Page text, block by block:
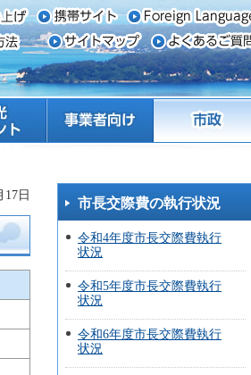
市政
17日
市長交際費の執行状況
令和4年度市長交際費執行
状況
令和5年度市長交際費執行
状況
令和6年度市長交際費執行
状況